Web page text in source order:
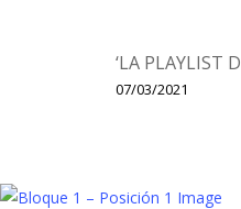
‘LA PLAYLIST
07/03/2021